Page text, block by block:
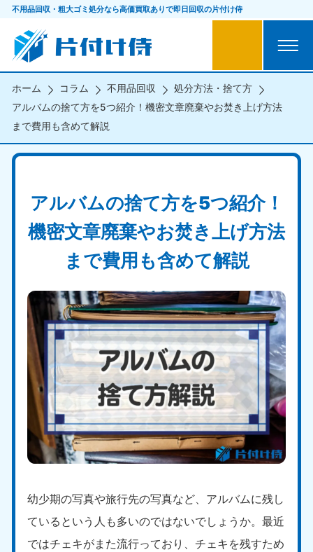
不用品回収・粗大ゴミ処分なら高価買取ありで即日回収の片付け侍
ホーム コラム 不用品回収
処分方法・捨て方
アルバムの捨て方を5つ紹介！機密文章廃棄やお焚き上げ方法
まで費用も含めて解説
アルバムの捨て方を5つ紹介！
機密文章廃棄やお焚き上げ方法
まで費用も含めて解説
幼少期の写真や旅行先の写真など、アルバムに残し
ているという人も多いのではないでしょうか。最近
ではチェキがまた流行っており、チェキを残すため